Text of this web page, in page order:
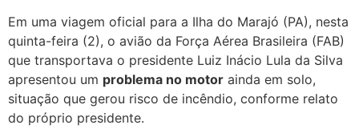
Em uma viagem oficial para a Ilha do Marajó (PA), nesta
quinta-feira (2), o avião da Força Aérea Brasileira (FAB)
que transportava o presidente Luiz Inácio Lula da Silva
apresentou um problema no motor ainda em solo,
situação que gerou risco de incêndio, conforme relato
do próprio presidente.